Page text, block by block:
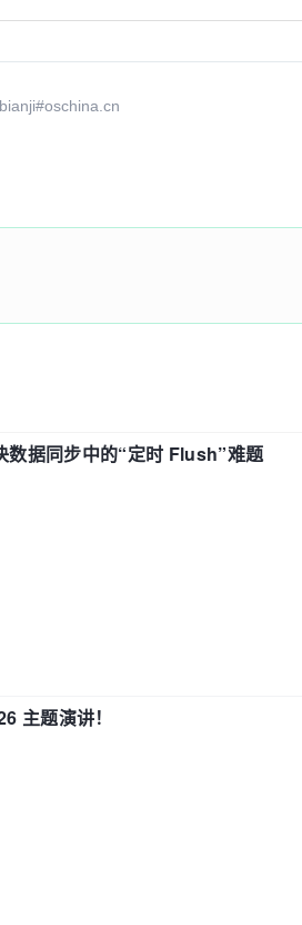
据同步中的“定时 Flush”难题
主题演讲！